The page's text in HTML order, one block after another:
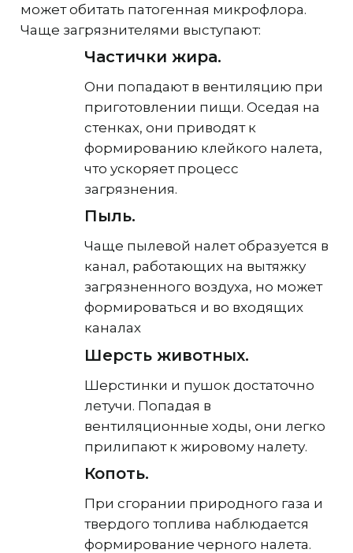
может обитать патогенная микрофлора.
Чаще загрязнителями выступают:
Частички жира.
Они попадают в вентиляцию при
приготовлении пищи. Оседая на
стенках, они приводят к
формированию клейкого налета,
что ускоряет процесс
загрязнения.
Пыль.
Чаще пылевой налет образуется в
канал, работающих на вытяжку
загрязненного воздуха, но может
формироваться и во входящих
каналах
Шерсть животных.
Шерстинки и пушок достаточно
летучи. Попадая в
вентиляционные ходы, они легко
прилипают к жировому налету.
Копоть.
При сгорании природного газа и
твердого топлива наблюдается
формирование черного налета.